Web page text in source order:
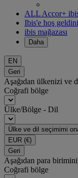
ALL Accor+
Ibis'e hoş
ibis mağazası
Daha
EN
Geri
Aşağıdan ülkenizi ve
Coğrafi bölge
Ülke/Bölge - Dil
Ülke ve dil seçimimi
EUR (€)
Geri
Aşağıdan para
Coğrafi bölge